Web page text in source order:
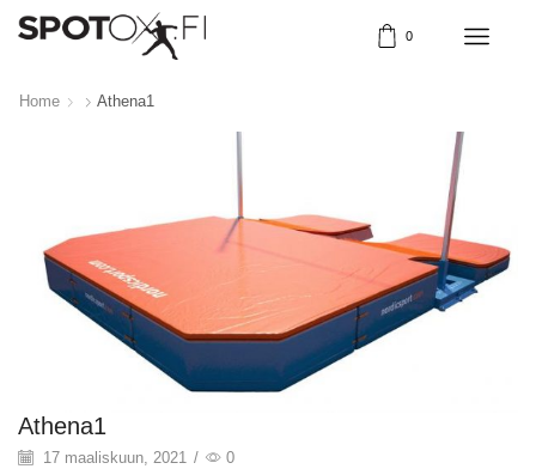
0
Home Athena1
Athena1
17 maaliskuun, 2021 / 0